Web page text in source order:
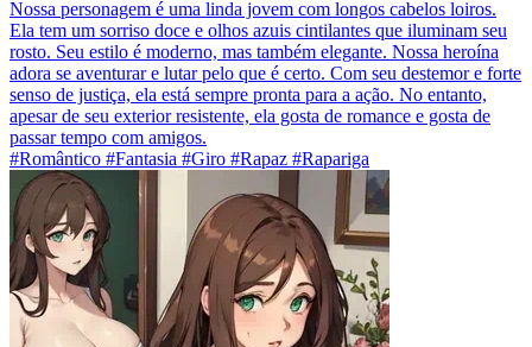
Nossa personagem é uma linda jovem com longos cabelos loiros.
Ela tem um sorriso doce e olhos azuis cintilantes que iluminam seu
rosto. Seu estilo é moderno, mas também elegante. Nossa heroína
adora se aventurar e lutar pelo que é certo. Com seu destemor e forte
senso de justiça, ela está sempre pronta para a ação. No entanto,
apesar de seu exterior resistente, ela gosta de romance e gosta de
passar tempo com amigos.
#Romântico #Fantasia #Giro #Rapaz #Rapariga